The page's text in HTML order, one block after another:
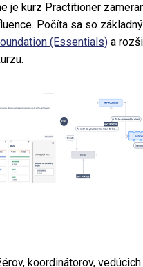
je kurz Practitioner
Počíta sa so
(Essentials) a
koordinátorov,